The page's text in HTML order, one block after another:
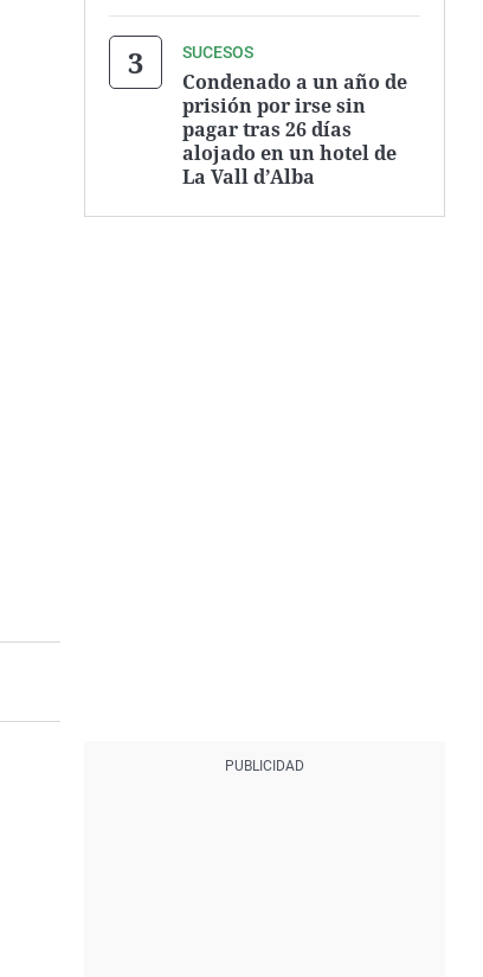
SUCESOS
Condenado a un año de
prisión por irse sin
pagar tras 26 días
alojado en un hotel de
La Vall d’Alba